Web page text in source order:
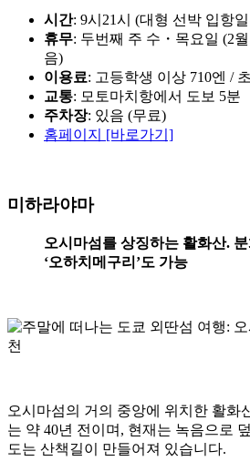
시간: 9시21시 (대형 선박 입항
휴무: 두번째 주 수・목요일 (2
음)
이용료: 고등학생 이상 710엔 /
교통: 모토마치항에서 도보 5분
주차장: 있음 (무료)
홈페이지 [바로가기]
미하라야마
오시마섬를 상징하는 활화산.
‘오하치메구리’도 가능
오시마섬의 거의 중앙에 위치한 활화
는 약 40년 전이며, 현재는 녹음으로
도는 산책길이 만들어져 있습니다.